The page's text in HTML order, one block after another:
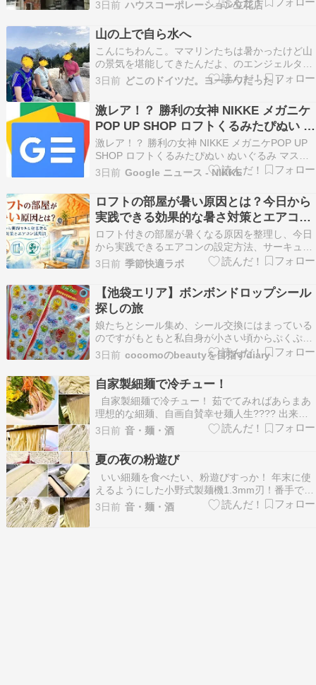
一戸建て築年数築10年アクセス阪急神戸線/武庫
之荘駅 歩14分ＪＲ東海道本線/立花駅 歩18分阪急
神戸線/塚口駅 歩20分所…
3日前 ハウスコーポレーション立花店
山の上で自ら水へ
こんにちわんこ。ママリンたちは暑かったけど山
の景気を堪能してきたんだよ、のエンジェルタル
です。これは2011年12月・7歳の時のタルちゃん
です。末っ子とBN君に誘われて２泊３日のオー
ストリア・Saalachtalのとある山小屋でプチバカ
ンスを楽しんできたことを書いています。これ
ま…
3日前 どこのドイツだ。ヨーチワだった！
激レア！？ 勝利の女神 NIKKE メガニケ
POP UP SHOP ロフトくるみたぴぬい ぬ
いぐるみ マスコット エレグ 限定ショッ
プ品！ - Universidad de Sevilla
激レア！？ 勝利の女神 NIKKE メガニケPOP UP
SHOP ロフトくるみたぴぬい ぬいぐるみ マスコ
ット エレグ 限定ショップ品！ Universidad de
Sevilla
3日前 Google ニュース - NIKKE
ロフトの部屋が暑い原因とは？今日から
実践できる効果的な暑さ対策とエアコン
活用法
ロフト付きの部屋が暑くなる原因を整理し、今日
から実践できるエアコンの設定方法、サーキュレ
ーターの効果的な配置、日射を遮る工夫などの暑
さ対策を解説します。無理のない快適な室内環境
を整えましょう。
3日前 季節快適ラボ
【池袋エリア】ボンボンドロップシール
探しの旅
娘たちとシール集め、シール交換にはまっている
のですがもともと私自身が小さい頃からぷくぷく
シールにはまって、シール帳を何冊も持っていた
ので親の方が積極的に娘たちのシール集めやシー
ル交換に協力しているような。チャーム作りなど
にもはまっているので、ボンボンドロップシール
集めは終わりそ…
3日前 cocomoのbeautyを目指すdiary
自家製細麺で冷チュー！
自家製細麺で冷チュー！ 茹でてみればあらまあ
理想的な細麺、自画自賛幸せ麺人生???? 出来て
から思い出した、チャーシュー保存してんのあっ
たな〜 ま、よしとしよう 前日に買ってあったツ
マミ用のフグ皮、細く切ってあったからちょっと
トッピング???? #料理 #男の料理 #自…
3日前 音・麺・酒
夏の夜の粉遊び
いい細麺を食べたい、粉遊びすっか！ 年末に使
えるようにした小野式製麺機1.3mm刃！番手でい
うと23番 小野式の1.3は希少なので、ヤフオクと
かで出てきても高額、大事にせねば???? ちなみ
3日前 音・麺・酒